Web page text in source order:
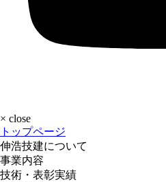
× close
トップページ
伸浩技建について
事業内容
技術・表彰実績